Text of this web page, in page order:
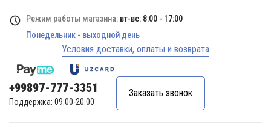
Режим работы магазина: вт-вс: 8:00 - 17:00
Понедельник - выходной день
Условия доставки, оплаты и возврата
+99897-777-3351
Поддержка: 09:00-20:00
Заказать звонок